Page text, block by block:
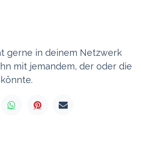
gerne in deinem Netzwerk
mit jemandem, der oder die